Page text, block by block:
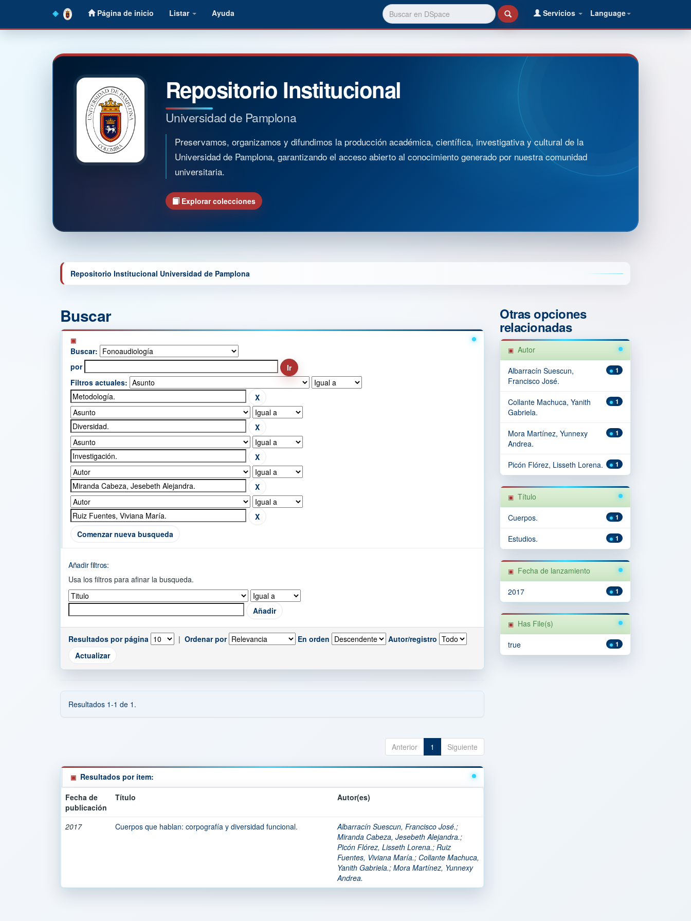
Página de inicio Listar Ayuda Language
Servicios
Repositorio Institucional
Universidad de Pamplona
Preservamos, organizamos y difundimos la producción académica, científica, investigativa y cultural de la
Universidad de Pamplona, garantizando el acceso abierto al conocimiento generado por nuestra comunidad
universitaria.
Explorar colecciones
Repositorio Institucional Universidad de Pamplona
Buscar
Buscar:
por
Filtros actuales:
Comenzar nueva busqueda
Añadir filtros:
Usa los filtros para afinar la busqueda.
Resultados por página | Ordenar por En orden Autor/registro
Resultados 1-1 de 1.
Anterior 1 Siguiente
Resultados por ítem:
Fecha de
publicación
Título Autor(es)
2017 Cuerpos que hablan: corpografía y diversidad funcional. Albarracín Suescun, Francisco José.;
Miranda Cabeza, Jesebeth Alejandra.;
Picón Flórez, Lisseth Lorena.; Ruiz
Fuentes, Viviana María.; Collante Machuca,
Yanith Gabriela.; Mora Martínez, Yunnexy
Andrea.
Otras opciones
relacionadas
Autor
1
Albarracín Suescun,
Francisco José.
1
Collante Machuca, Yanith
Gabriela.
1
Mora Martínez, Yunnexy
Andrea.
1
Picón Flórez, Lisseth Lorena.
Título
1
Cuerpos.
1
Estudios.
Fecha de lanzamiento
1
2017
Has File(s)
1
true